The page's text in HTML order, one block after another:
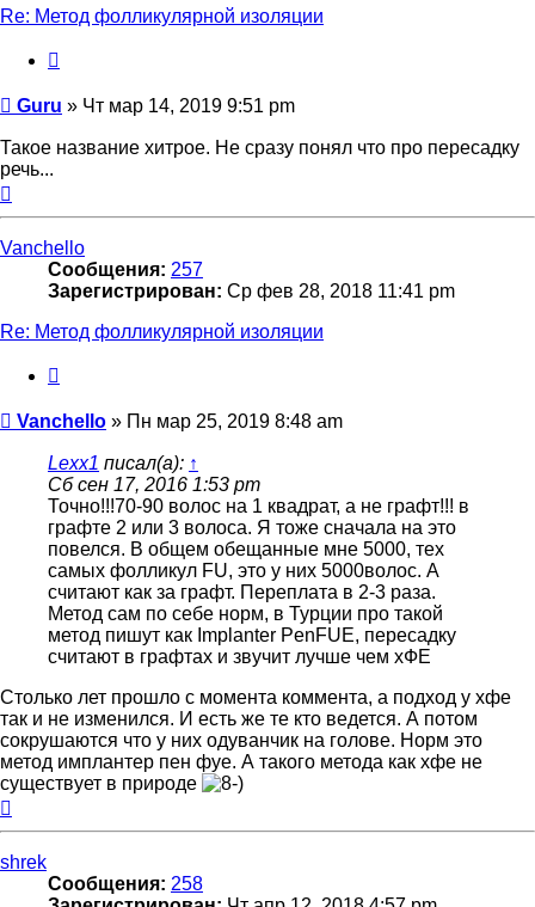
Re: Метод фолликулярной изоляции
Сообщение
Guru » Чт мар 14, 2019 9:51 pm
Такое название хитрое. Не сразу понял что про пересадку
речь...
Vanchello
Сообщения: 257
Зарегистрирован: Ср фев 28, 2018 11:41 pm
Re: Метод фолликулярной изоляции
Сообщение
Vanchello » Пн мар 25, 2019 8:48 am
Lexx1 писал(а): ↑
Сб сен 17, 2016 1:53 pm
Точно!!!70-90 волос на 1 квадрат, а не графт!!! в
графте 2 или 3 волоса. Я тоже сначала на это
повелся. В общем обещанные мне 5000, тех
самых фолликул FU, это у них 5000волос. А
считают как за графт. Переплата в 2-3 раза.
Метод сам по себе норм, в Турции про такой
метод пишут как Imрlanter PenFUЕ, пересадку
считают в графтах и звучит лучше чем хФЕ
Столько лет прошло с момента коммента, а подход у хфе
так и не изменился. И есть же те кто ведется. А потом
сокрушаются что у них одуванчик на голове. Норм это
метод имплантер пен фуе. А такого метода как хфе не
существует в природе
shrek
Сообщения: 258